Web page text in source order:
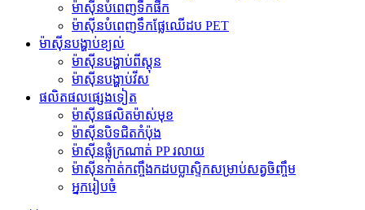
ម៉ាស៊ីនបំពេញទឹកផឹក
ម៉ាស៊ីនបំពេញទឹកផ្លែឈើដប PET
ម៉ាស៊ីនបង្ហាប់ខ្យល់
ម៉ាស៊ីនបង្ហាប់ពីស្តុន
ម៉ាស៊ីនបង្ហាប់វីស
ផលិតផលផ្សេងទៀត
ម៉ាស៊ីនផលិតម៉ាស់មុខ
ម៉ាស៊ីនបិទជិតកំប៉ុង
ម៉ាស៊ីន​ផ្លុំ​ក្រណាត់ PP រលាយ
ម៉ាស៊ីនកាត់កញ្ចឹងកដបប្លាស្ទិកសម្រាប់សត្វចិញ្ចឹម
អ្នករៀបចំ